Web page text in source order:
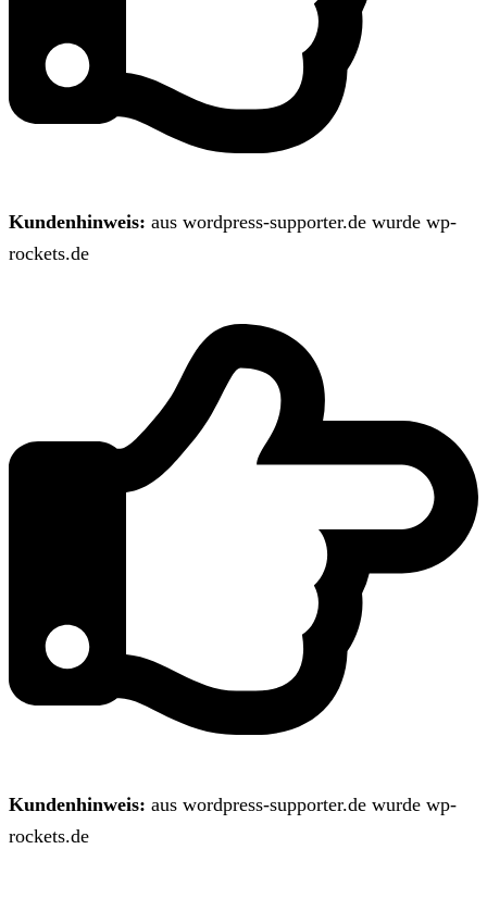
Kundenhinweis: aus wordpress-supporter.de wurde wp-
rockets.de
Kundenhinweis: aus wordpress-supporter.de wurde wp-
rockets.de